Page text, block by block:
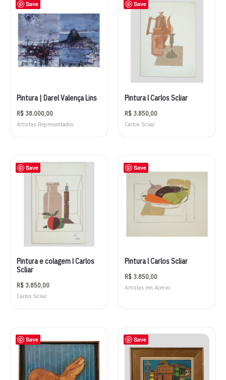
Save
Pintura | Darel Valença Lins
R$ 38.000,00
Artistas Representados
Save
Pintura l Carlos Scliar
R$ 3.850,00
Carlos Scliar
Save
Pintura e colagem l Carlos
Scliar
R$ 3.850,00
Carlos Scliar
Save
Pintura l Carlos Scliar
R$ 3.850,00
Artistas em Acervo
Save Save